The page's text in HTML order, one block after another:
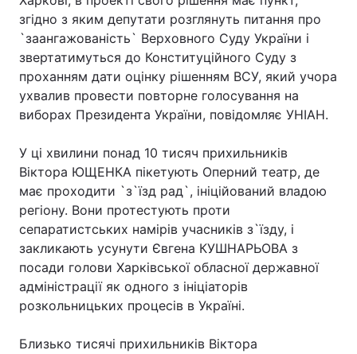
згідно з яким депутати розглянуть питання про
`заангажованість` Верховного Суду України і
звертатимуться до Конституційного Суду з
проханням дати оцінку рішенням ВСУ, який учора
ухвалив провести повторне голосування на
виборах Президента України, повідомляє УНІАН.
У ці хвилини понад 10 тисяч прихильників
Віктора ЮЩЕНКА пікетують Оперний театр, де
має проходити `з`їзд рад`, ініційований владою
регіону. Вони протестують проти
сепаратистських намірів учасників з`їзду, і
закликають усунути Євгена КУШНАРЬОВА з
посади голови Харківської обласної державної
адміністрації як одного з ініціаторів
розкольницьких процесів в Україні.
Близько тисячі прихильників Віктора